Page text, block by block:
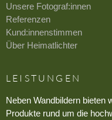
Unsere Fotograf:innen
Referenzen
Kund:innenstimmen
Über Heimatlichter
LEISTUNGEN
Neben Wandbildern bieten
Produkte rund um die